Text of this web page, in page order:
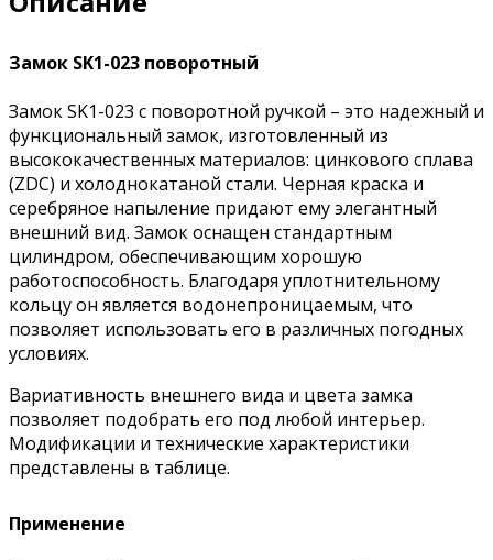
Замок SK1-023 поворотный
Замок SK1-023 с поворотной ручкой – это надежный и
функциональный замок, изготовленный из
высококачественных материалов: цинкового сплава
(ZDC) и холоднокатаной стали. Черная краска и
серебряное напыление придают ему элегантный
внешний вид. Замок оснащен стандартным
цилиндром, обеспечивающим хорошую
работоспособность. Благодаря уплотнительному
кольцу он является водонепроницаемым, что
позволяет использовать его в различных погодных
условиях.
Вариативность внешнего вида и цвета замка
позволяет подобрать его под любой интерьер.
Модификации и технические характеристики
представлены в таблице.
Применение